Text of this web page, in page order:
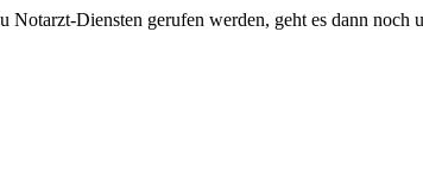
Diensten gerufen werden, geht es dann noch